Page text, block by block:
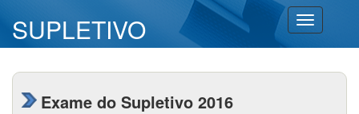
Toggle
navigation
SUPLETIVO
Exame do Supletivo 2016